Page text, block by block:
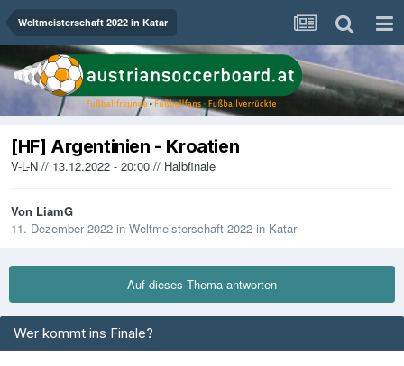
Weltmeisterschaft 2022 in Katar
[HF] Argentinien - Kroatien
V-L-N // 13.12.2022 - 20:00 // Halbfinale
Von LiamG
11. Dezember 2022 in Weltmeisterschaft 2022 in Katar
Auf dieses Thema antworten
Wer kommt ins Finale?